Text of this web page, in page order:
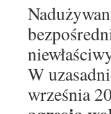
W
września